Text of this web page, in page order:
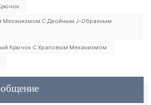
Механизмом С Двойным J-Образным
Крючок С Храповым Механизмом